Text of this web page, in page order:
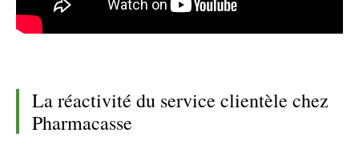
La réactivité du service clientèle chez
Pharmacasse